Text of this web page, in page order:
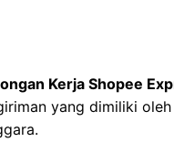
Kerja Shopee
yang dimiliki